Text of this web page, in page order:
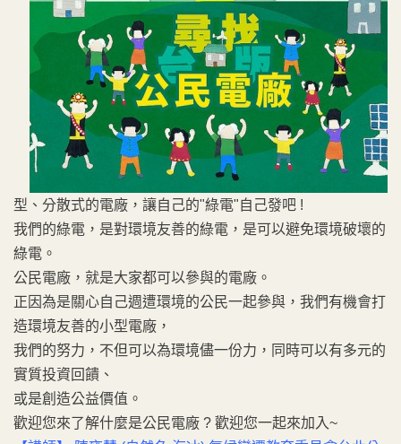
型、分散式的電廠，讓自己的"綠電"自己發吧 !
我們的綠電，是對環境友善的綠電，是可以避免環境破壞的
綠電。
公民電廠，就是大家都可以參與的電廠。
正因為是關心自己週遭環境的公民一起參與，我們有機會打
造環境友善的小型電廠，
我們的努力，不但可以為環境儘一份力，同時可以有多元的
實質投資回饋、
或是創造公益價值。
歡迎您來了解什麼是公民電廠 ? 歡迎您一起來加入~